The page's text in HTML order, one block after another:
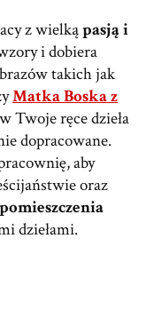
z wielkąpasją i
i dobiera
takich jak
Matka Boska z
Twoje ręce dzieła
dopracowane.
aby
oraz
dziełami.